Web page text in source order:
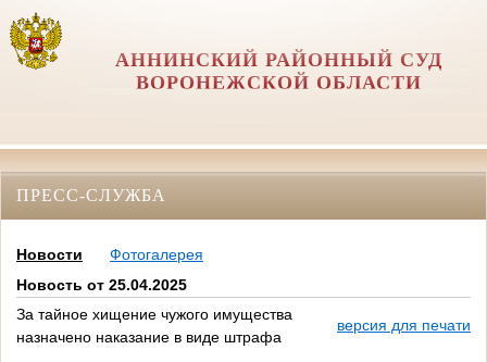
АННИНСКИЙ РАЙОННЫЙ СУД
ВОРОНЕЖСКОЙ ОБЛАСТИ
ПРЕСС-СЛУЖБА
Новости
Фотогалерея
Новость от 25.04.2025
За тайное хищение чужого имущества
назначено наказание в виде штрафа
версия для печати